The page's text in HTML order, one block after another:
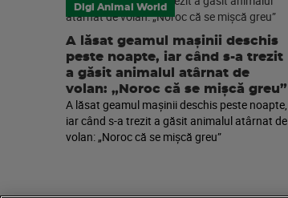
Digi Animal World
A lăsat geamul mașinii deschis
peste noapte, iar când s-a trezit
a găsit animalul atârnat de
volan: „Noroc că se mișcă greu”
A lăsat geamul mașinii deschis peste noapte,
iar când s-a trezit a găsit animalul atârnat de
volan: „Noroc că se mișcă greu”